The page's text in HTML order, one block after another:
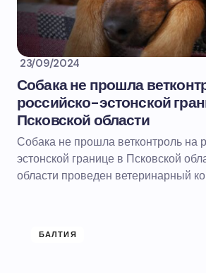
23/09/2024
Собака не прошла
российско-эстонской
Псковской области
Собака не прошла ветконтроль на
эстонской границе в Псковской
области проведен ветеринарный
БАЛТИЯ